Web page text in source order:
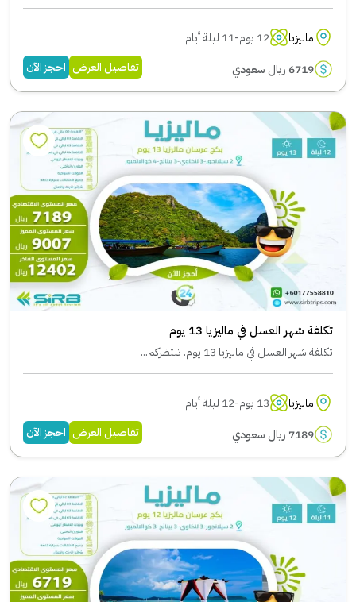
ماليزيا
12 يوم-11 ليلة أيام
6719 ريال سعودي
تفاصيل العرض احجز الآن
تكلفة شهر العسل في ماليزيا 13 يوم
تكلفة شهر العسل في ماليزيا 13 يوم. تنتظركم...
ماليزيا
13 يوم-12 ليلة أيام
7189 ريال سعودي
تفاصيل العرض احجز الآن